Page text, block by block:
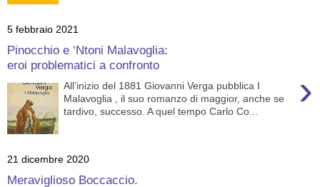
5 febbraio 2021
Pinocchio e ‘Ntoni Malavoglia:
eroi problematici a confronto
›
All’inizio del 1881 Giovanni Verga pubblica I
Malavoglia , il suo romanzo di maggior, anche se
tardivo, successo. A quel tempo Carlo Co...
21 dicembre 2020
Meraviglioso Boccaccio.